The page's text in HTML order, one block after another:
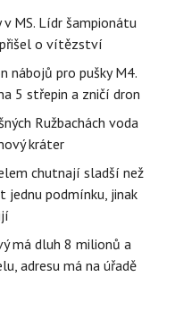
MS. Lídr šampionátu
o vítězství
nábojů pro pušky M4.
5 střepin a zničí dron
Ružbachách voda
kráter
chutnají sladší než
jednu podmínku, jinak
má dluh 8 milionů a
adresu má na úřadě